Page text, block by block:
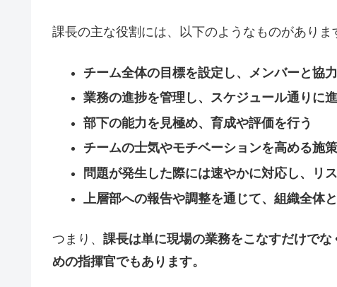
課長の主な役割には、以下のようなものがありま
チーム全体の目標を設定し、メンバーと協
業務の進捗を管理し、スケジュール通りに
部下の能力を見極め、育成や評価を行う
チームの士気やモチベーションを高める施
問題が発生した際には速やかに対応し、リ
上層部への報告や調整を通じて、組織全体
つまり、 課長は単に現場の業務をこなすだけで
めの指揮官でもあります。